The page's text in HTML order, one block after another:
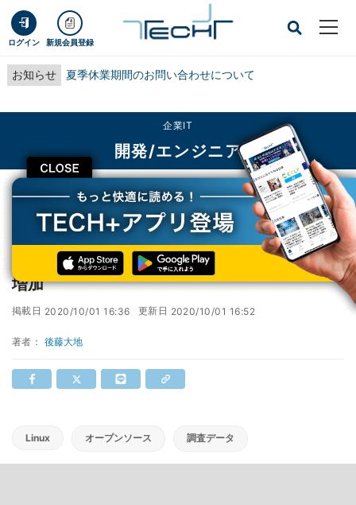
ログイン 新規会員登録
お知らせ 夏季休業期間のお問い合わせについて
CLOSE
企業IT
開発/エンジニア
TECH+ 企業IT
開発/エンジニア
Webサイト向けLinux10月シェア、Ubuntuが増加
Webサイト向けLinux10月シェア、Ubuntuが
増加
掲載日 2020/10/01 16:36 更新日 2020/10/01 16:52
著者： 後藤大地
Linux オープンソース 調査データ